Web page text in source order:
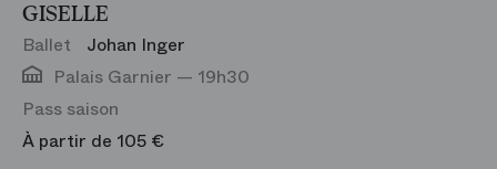
Danse
Test genre
GISELLE
Ballet
Johan Inger
Palais Garnier — 19h30
Pass saison
À partir de 105 €